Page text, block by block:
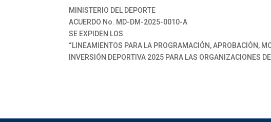
MINISTERIO DEL DEPORTE
ACUERDO No. MD-DM-2025-0010-A
SE EXPIDEN LOS
“LINEAMIENTOS PARA LA PROGRAMACIÓN, APROBACIÓN,
INVERSIÓN DEPORTIVA 2025 PARA LAS ORGANIZACIONES